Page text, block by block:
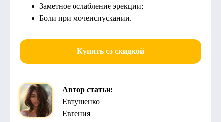
Заметное ослабление эрекции;
Боли при мочеиспускании.
Купить со скидкой
Автор статьи:
Евтушенко
Евгения